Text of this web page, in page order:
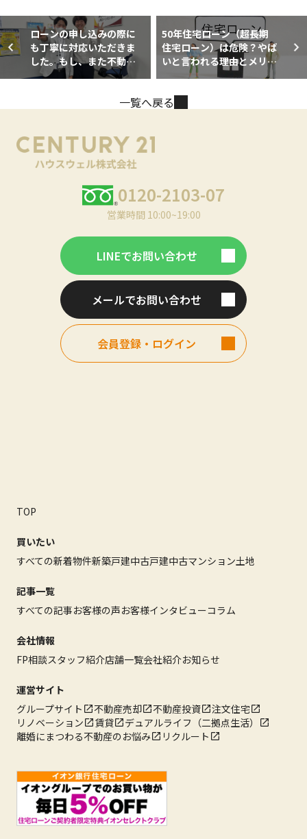
ローンの申し込みの際に
も丁寧に対応いただきま
した。もし、また不動産
売買の機会があるとすれ
50年住宅ローン（超長期
住宅ローン）は危険？やば
いと言われる理由とメリッ
ト・デメリット
一覧へ戻る
0120-2103-07
営業時間 10:00~19:00
LINEでお問い合わせ
メールでお問い合わせ
会員登録・ログイン
TOP
買いたい
すべての新着物件新築戸建中古戸建中古マンション土地
記事一覧
すべての記事お客様の声お客様インタビューコラム
会社情報
FP相談スタッフ紹介店舗一覧会社紹介お知らせ
運営サイト
グループサイト
不動産売却 不動産投資
注文住宅
リノベーション
賃貸
デュアルライフ（二拠点生活）
離婚にまつわる不動産のお悩み
リクルート